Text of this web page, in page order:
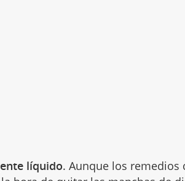
líquido. Aunque los